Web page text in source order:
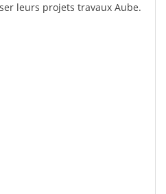
leurs projets travaux Aube.